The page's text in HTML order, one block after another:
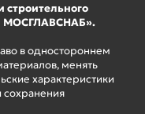
строительного
МОСГЛАВСНАБ».
в одностороннем
менять
характеристики
сохранения